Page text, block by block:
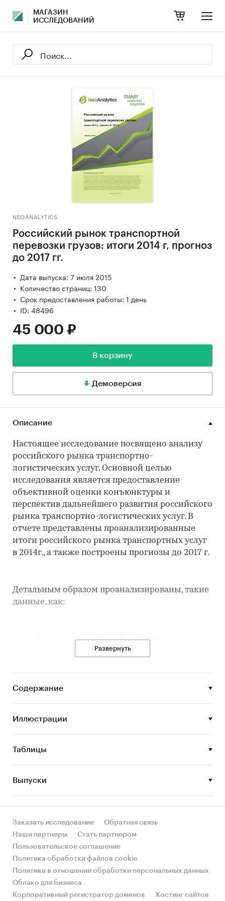
МАГАЗИН
ИССЛЕДОВАНИЙ
NEOANALYTICS
Российский рынок транспортной
перевозки грузов: итоги 2014 г, прогноз
до 2017 гг.
Дата выпуска: 7 июля 2015
Количество страниц: 130
Срок предоставления работы: 1 день
ID: 48496
45 000 ₽
В корзину
Демоверсия
Описание
Настоящее исследование посвящено анализу
российского рынка транспортно-
логистических услуг. Основной целью
исследования является предоставление
объективной оценки конъюнктуры и
перспектив дальнейшего развития российского
рынка транспортно-логистических услуг. В
отчете представлены проанализированные
итоги российского рынка транспортных услуг
в 2014г., а также построены прогнозы до 2017 г.
Детальным образом проанализированы, такие
данные, как:
• Конъюнктура российского рынка
транспортно-логистических услуг
российского рынка транспортно-
логистических услуг.
специалистов:
• Маркетологи
• Аналитики-маркетологи
• Специалисты по проведению
маркетинговых исследований
Развернуть
Содержание
Иллюстрации
Таблицы
Выпуски
Заказать исследование
Обратная связь
Наши партнеры
Стать партнером
Пользовательское соглашение
Политика обработки файлов cookie
Политика в отношении обработки персональных данных
Облако для бизнеса
Корпоративный регистратор доменов
Хостинг сайтов